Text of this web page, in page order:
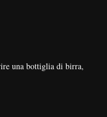
una bottiglia di birra,